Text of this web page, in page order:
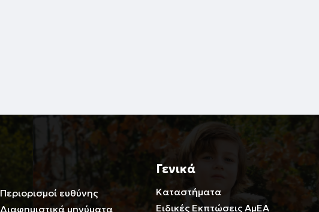
Περιορισμοί ευθύνης
Διαφημιστικά μηνύματα
Γενικά
Καταστήματα
Ειδικές Εκπτώσεις ΑμΕΑ